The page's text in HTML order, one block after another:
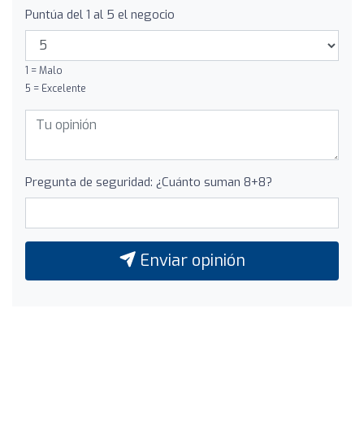
Puntúa del 1 al 5 el negocio
1 = Malo
5 = Excelente
Pregunta de seguridad: ¿Cuánto suman 8+8?
Enviar opinión